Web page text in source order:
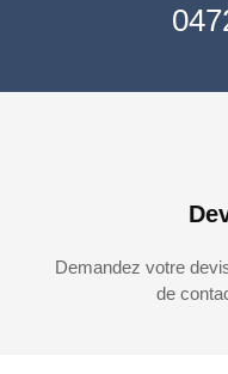
Demandez votre
de